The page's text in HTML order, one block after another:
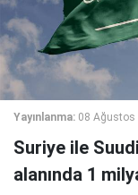
Yayınlanma: 08 Ağustos
Suriye ile
alanında 1